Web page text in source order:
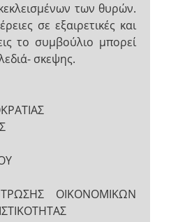
των θυρών.
σε εξαιρετικές και
το συμβούλιο μπορεί
σκεψης.
ΟΙΚΟΝΟΜΙΚΩΝ